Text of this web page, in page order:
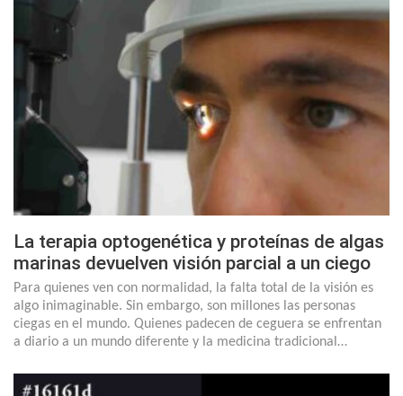
La terapia optogenética y proteínas de algas
marinas devuelven visión parcial a un ciego
Para quienes ven con normalidad, la falta total de la visión es
algo inimaginable. Sin embargo, son millones las personas
ciegas en el mundo. Quienes padecen de ceguera se enfrentan
a diario a un mundo diferente y la medicina tradicional…